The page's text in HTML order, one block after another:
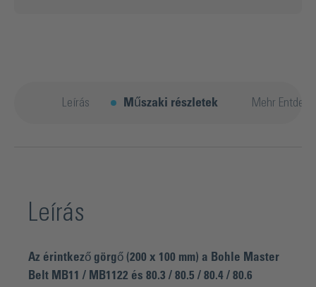
Leírás Műszaki részletek Mehr
Leírás
Az érintkező görgő (200 x 100 mm) a Bohle Master
Belt MB11 / MB1122 és 80.3 / 80.5 / 80.4 / 80.6